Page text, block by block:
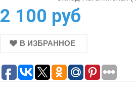
2 100 руб
В ИЗБРАННОЕ